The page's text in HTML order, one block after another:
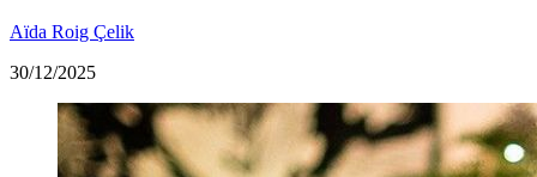
Aïda Roig Çelik
30/12/2025